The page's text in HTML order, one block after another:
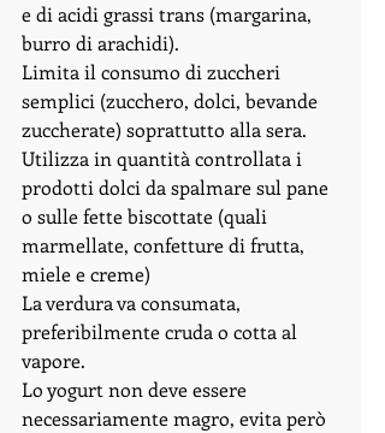
e di acidi grassi trans (margarina,
burro di arachidi).
Limita il consumo di zuccheri
semplici (zucchero, dolci, bevande
zuccherate) soprattutto alla sera.
Utilizza in quantità controllata i
prodotti dolci da spalmare sul pane
o sulle fette biscottate (quali
marmellate, confetture di frutta,
miele e creme)
La verdura va consumata,
preferibilmente cruda o cotta al
vapore.
Lo yogurt non deve essere
necessariamente magro, evita però